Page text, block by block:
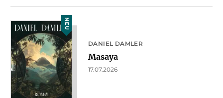
NEU
DANIEL DAMLER
Masaya
17.07.2026